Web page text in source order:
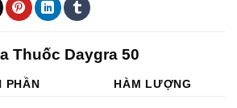
Thuốc Daygra 50
PHẦN HÀM LƯỢNG